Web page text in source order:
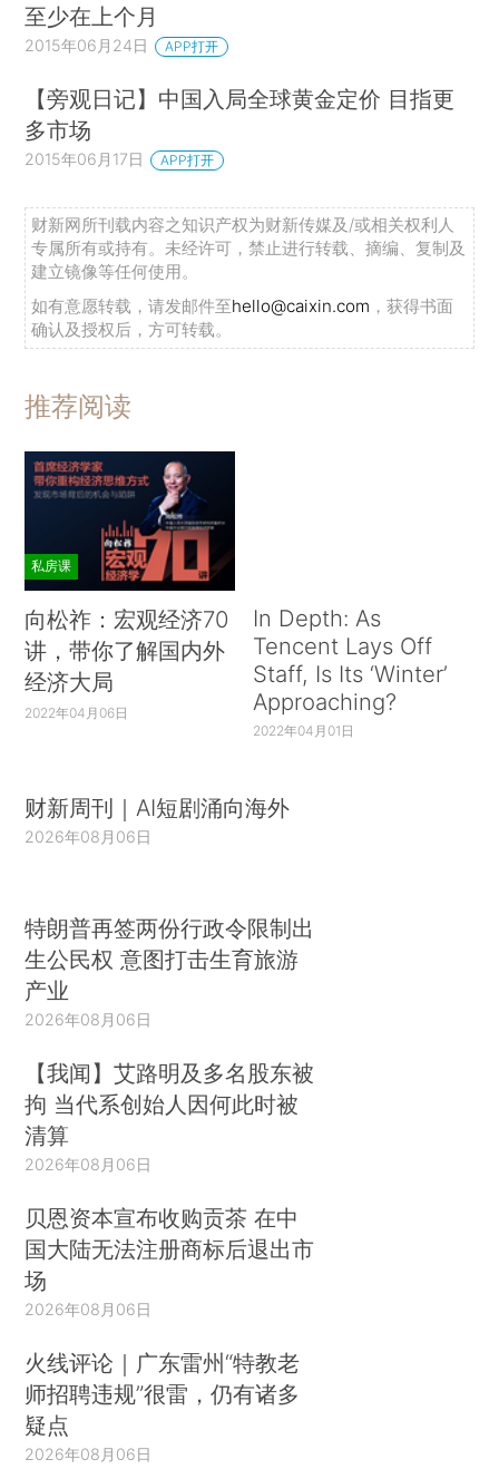
至少在上个月
2015年06月24日 APP打开
【旁观日记】中国入局全球黄金定价 目指更
多市场
2015年06月17日 APP打开
财新网所刊载内容之知识产权为财新传媒及/或相关权利人
专属所有或持有。未经许可，禁止进行转载、摘编、复制及
建立镜像等任何使用。
如有意愿转载，请发邮件至hello@caixin.com ，获得书面
确认及授权后，方可转载。
推荐阅读
私房课
向松祚：宏观经济70
讲，带你了解国内外
经济大局
2022年04月06日
In Depth: As
Tencent Lays Off
Staff, Is Its ‘Winter’
Approaching?
2022年04月01日
财新周刊｜AI短剧涌向海外
2026年08月06日
特朗普再签两份行政令限制出
生公民权 意图打击生育旅游
产业
2026年08月06日
【我闻】艾路明及多名股东被
拘 当代系创始人因何此时被
清算
2026年08月06日
贝恩资本宣布收购贡茶 在中
国大陆无法注册商标后退出市
场
2026年08月06日
火线评论｜广东雷州“特教老
师招聘违规”很雷，仍有诸多
疑点
2026年08月06日